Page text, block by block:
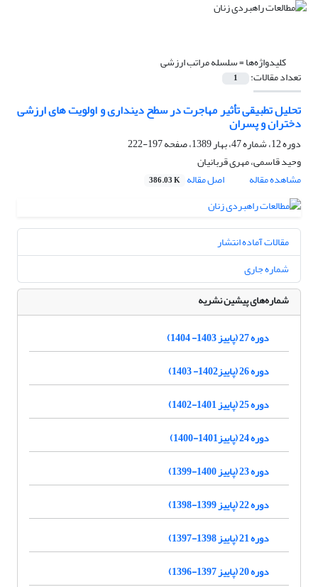
کلیدواژه‌ها =سلسله مراتب ارزشی
تعداد مقالات: 1
تحلیل تطبیقی تأثیر مهاجرت در سطح دینداری و اولویت های ارزشی
دختران و پسران
دوره 12، شماره 47، بهار 1389، صفحه
197-222
وحید قاسمی، مهری قربانیان
مشاهده مقاله
اصل مقاله 386.03 K
مقالات آماده انتشار
شماره جاری
شماره‌های پیشین نشریه
دوره 27 (پاییز 1403- 1404)
دوره 26 (پاییز1402- 1403)
دوره 25 (پاییز 1401-1402)
دوره 24 (پاییز1401-1400)
دوره 23 (پاییز 1400-1399)
دوره 22 (پاییز 1399-1398)
دوره 21 (پاییز 1398-1397)
دوره 20 (پاییز 1397-1396)